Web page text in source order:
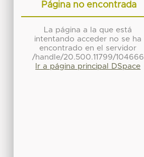
Página no encontrada
La página a la que está
intentando acceder no se ha
encontrado en el servidor
/handle/20.500.11799/104666
Ir a página principal DSpace